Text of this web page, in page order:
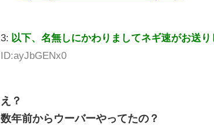
3: 以下、名無しにかわりましてネギ速がお送り
ID:ayJbGENx0
え？
数年前からウーバーやってたの？